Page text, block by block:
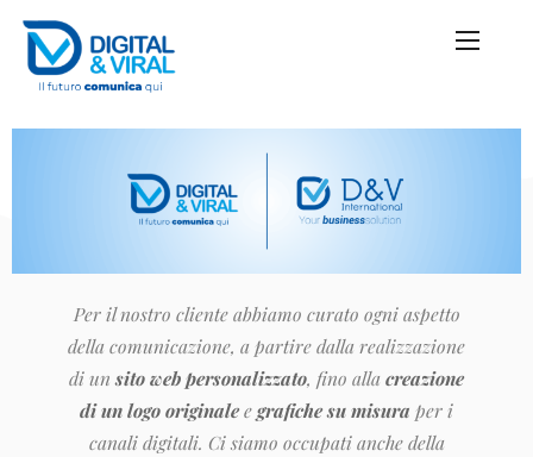
Per il nostro cliente abbiamo curato ogni aspetto
della comunicazione, a partire dalla realizzazione
di unsito web personalizzato, fino allacreazione
di un logo originaleegrafiche su misura per i
canali digitali. Ci siamo occupati anche della